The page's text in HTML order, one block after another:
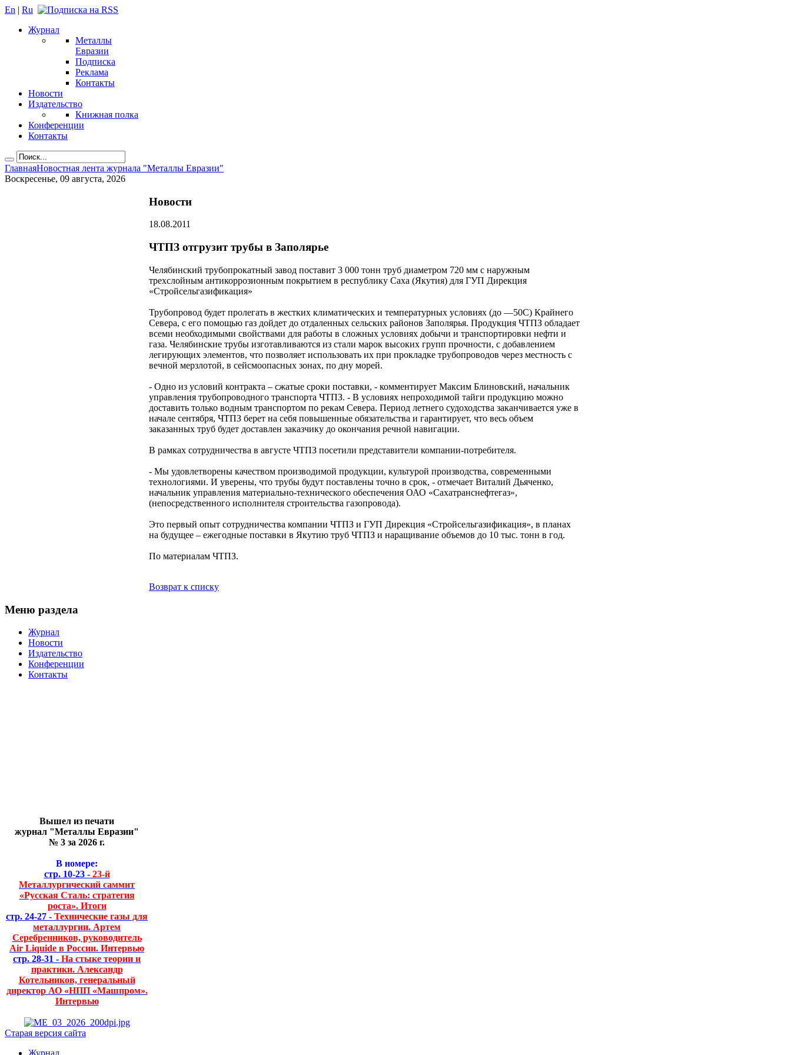
En | Ru
Журнал
Металлы
Евразии
Подписка
Реклама
Контакты
Новости
Издательство
Книжная полка
Конференции
Контакты
ГлавнаяНовостная лента журнала "Металлы Евразии"
Воскресенье, 09 августа, 2026
Новости
18.08.2011
ЧТПЗ отгрузит трубы в Заполярье
Челябинский трубопрокатный завод поставит 3 000 тонн труб диаметром 720 мм с наружным
трехслойным антикоррозионным покрытием в республику Саха (Якутия) для ГУП Дирекция
«Стройсельгазификация»
Трубопровод будет пролегать в жестких климатических и температурных условиях (до —50С) Крайнего
Севера, с его помощью газ дойдет до отдаленных сельских районов Заполярья. Продукция ЧТПЗ обладает
всеми необходимыми свойствами для работы в сложных условиях добычи и транспортировки нефти и
газа. Челябинские трубы изготавливаются из стали марок высоких групп прочности, с добавлением
легирующих элементов, что позволяет использовать их при прокладке трубопроводов через местность с
вечной мерзлотой, в сейсмоопасных зонах, по дну морей.
- Одно из условий контракта – сжатые сроки поставки, - комментирует Максим Блиновский, начальник
управления трубопроводного транспорта ЧТПЗ. - В условиях непроходимой тайги продукцию можно
доставить только водным транспортом по рекам Севера. Период летнего судоходства заканчивается уже в
начале сентября, ЧТПЗ берет на себя повышенные обязательства и гарантирует, что весь объем
заказанных труб будет доставлен заказчику до окончания речной навигации.
В рамках сотрудничества в августе ЧТПЗ посетили представители компании-потребителя.
- Мы удовлетворены качеством производимой продукции, культурой производства, современными
технологиями. И уверены, что трубы будут поставлены точно в срок, - отмечает Виталий Дьяченко,
начальник управления материально-технического обеспечения ОАО «Сахатранснефтегаз»,
(непосредственного исполнителя строительства газопровода).
Это первый опыт сотрудничества компании ЧТПЗ и ГУП Дирекция «Стройсельгазификация», в планах
на будущее – ежегодные поставки в Якутию труб ЧТПЗ и наращивание объемов до 10 тыс. тонн в год.
По материалам ЧТПЗ.
Возврат к списку
Меню раздела
Журнал
Новости
Издательство
Конференции
Контакты
Вышел из печати
журнал "Металлы Евразии"
№ 3 за 2026 г.
В номере:
стр. 10-23 -23-й
Металлургический саммит
«Русская Сталь: стратегия
роста». Итоги
стр. 24-27 - Технические газы для
металлургии. Артем
Серебренников, руководитель
Air Liquide в России. Интервью
стр. 28-31 - На стыке теории и
практики. Александр
Котельников, генеральный
директор АО «НПП «Машпром».
Интервью
Старая версия сайта